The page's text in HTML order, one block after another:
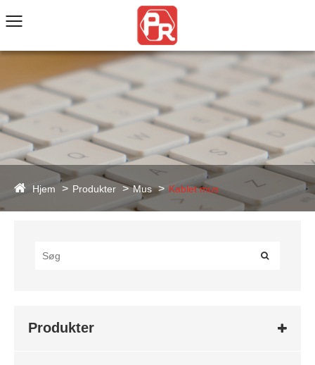
Hjem Produkter Mus Kablet mus
Produkter